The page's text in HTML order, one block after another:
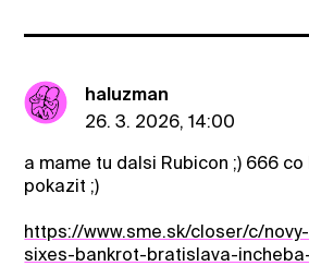
haluzman
26. 3. 2026, 14:00
a mame tu dalsi Rubicon ;) 666 co
pokazit ;)
https://www.sme.sk/closer/c/
sixes-bankrot-bratislava-